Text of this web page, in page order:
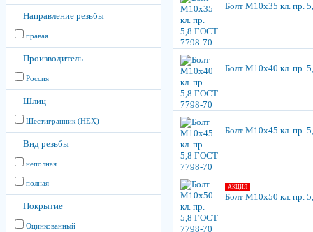
Направление резьбы
правая
Производитель
Россия
Шлиц
Шестигранник (HEX)
Вид резьбы
неполная
полная
Покрытие
Оцинкованный
Болт М10х35 кл. пр.
Болт М10х40 кл. пр.
Болт М10х45 кл. пр.
АКЦИЯ
Болт М10х50 кл. пр.